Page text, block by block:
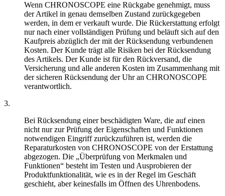
Wenn CHRONOSCOPE eine Rückgabe genehmigt, muss
der Artikel in genau demselben Zustand zurückgegeben
werden, in dem er verkauft wurde. Die Rückerstattung erfolgt
nur nach einer vollständigen Prüfung und beläuft sich auf den
Kaufpreis abzüglich der mit der Rücksendung verbundenen
Kosten. Der Kunde trägt alle Risiken bei der Rücksendung
des Artikels. Der Kunde ist für den Rückversand, die
Versicherung und alle anderen Kosten im Zusammenhang mit
der sicheren Rücksendung der Uhr an CHRONOSCOPE
verantwortlich.
3.
Bei Rücksendung einer beschädigten Ware, die auf einen
nicht nur zur Prüfung der Eigenschaften und Funktionen
notwendigen Eingriff zurückzuführen ist, werden die
Reparaturkosten von CHRONOSCOPE von der Erstattung
abgezogen. Die „Überprüfung von Merkmalen und
Funktionen“ besteht im Testen und Ausprobieren der
Produktfunktionalität, wie es in der Regel im Geschäft
geschieht, aber keinesfalls im Öffnen des Uhrenbodens.